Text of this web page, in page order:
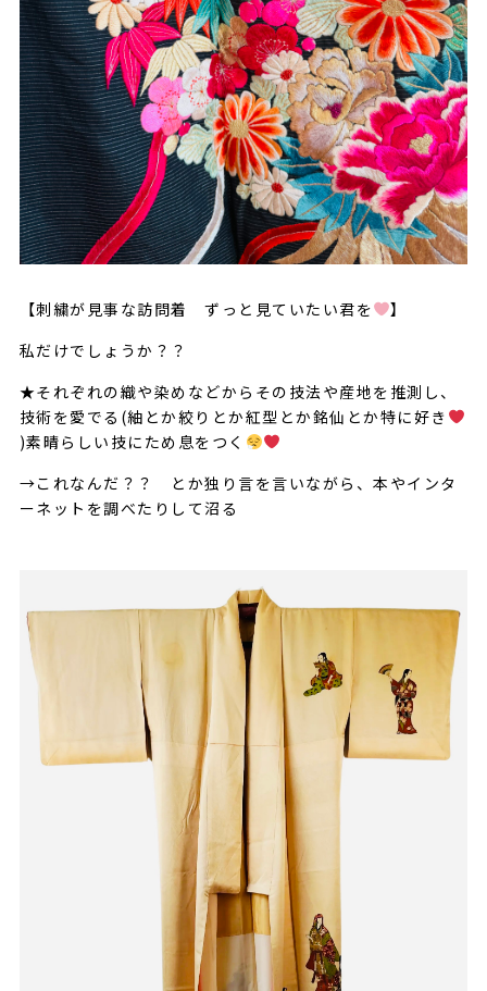
【刺繍が見事な訪問着 ずっと見ていたい君を
】
私だけでしょうか？？
★それぞれの織や染めなどからその技法や産地を推測し、
技術を愛でる(紬とか絞りとか紅型とか銘仙とか特に好き
)素晴らしい技にため息をつく
→これなんだ？？ とか独り言を言いながら、本やインタ
ーネットを調べたりして沼る